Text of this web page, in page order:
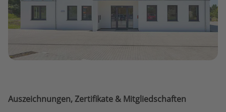
Auszeichnungen, Zertifikate & Mitgliedschaften